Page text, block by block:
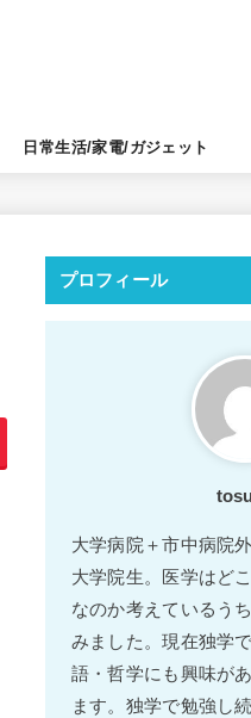
日常生活/家電/ガジェット
プロフィール
大学病院＋市中病院
大学院生。医学はど
なのか考えているう
みました。現在独学
語・哲学にも興味が
ます。独学で勉強し